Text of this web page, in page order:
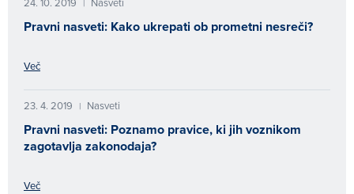
|
Pravni nasveti: Kako ukrepati ob prometni nesreči?
Več
23. 4. 2019 | Nasveti
Pravni nasveti: Poznamo pravice, ki jih voznikom
zagotavlja zakonodaja?
Več